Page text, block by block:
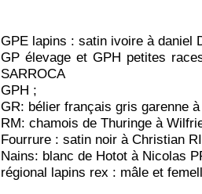
GPE lapins : satin ivoire à daniel
GP élevage et GPH petites
SARROCA
GPH ;
GR: bélier français gris garenne
RM: chamois de Thuringe à
Fourrure : satin noir à Christian
Nains: blanc de Hotot à Nicolas
régional lapins rex : mâle et